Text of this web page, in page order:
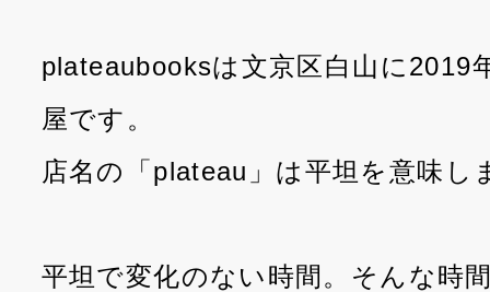
plateaubooksは文京区白山に2019
屋です。
店名の「plateau」は平坦を意味し
平坦で変化のない時間。そんな時